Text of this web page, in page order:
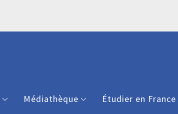
Médiathèque Étudier en France